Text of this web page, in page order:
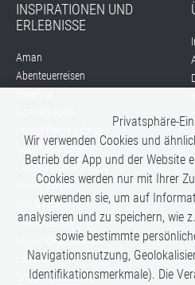
INSPIRATIONEN UND
ERLEBNISSE
Aman
Abenteuerreisen
Gourmet-Momente
Luxus Familienurlaub
Honeymoon
Hot & New
Hüttenzauber
Luxus Kreuzfahrten
Lifestyle
Once in a Lifetime
Privatsphäre-
Wir verwenden Cookies und
Betrieb der App und der Website
Cookies werden nur mit Ihrer
verwenden sie, um auf
analysieren und zu speichern, wie
sowie bestimmte
Navigationsnutzung,
Identifikationsmerkmale). Die